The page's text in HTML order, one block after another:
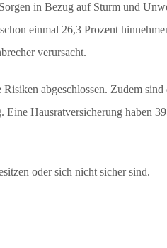
in Bezug auf Sturm und
einmal 26,3 Prozent
verursacht.
abgeschlossen. Zudem sind
Eine Hausratversicherung haben
oder sich nicht sicher sind.